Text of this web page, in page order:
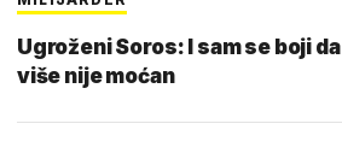
Ugroženi Soros: I sam se boji da
više nije moćan